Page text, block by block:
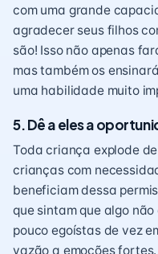
com uma grande
agradecer seus filhos
são! Isso não apenas
mas também os
uma habilidade muito
5. Dê a eles a
Toda criança explode
crianças com
beneficiam dessa
que sintam que algo
pouco egoístas de vez
vazão a emoções